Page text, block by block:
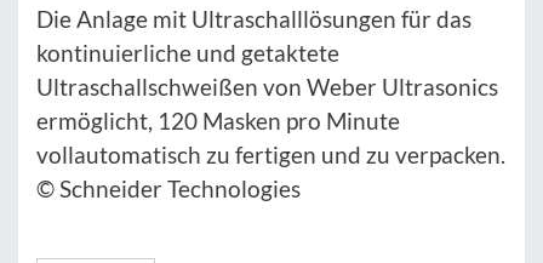
Die Anlage mit Ultraschalllösungen für das
kontinuierliche und getaktete
Ultraschallschweißen von Weber Ultrasonics
ermöglicht, 120 Masken pro Minute
vollautomatisch zu fertigen und zu verpacken.
© Schneider Technologies